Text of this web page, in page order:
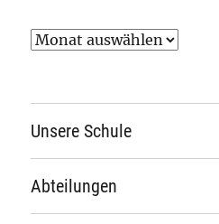
Archiv
Unsere Schule
Abteilungen